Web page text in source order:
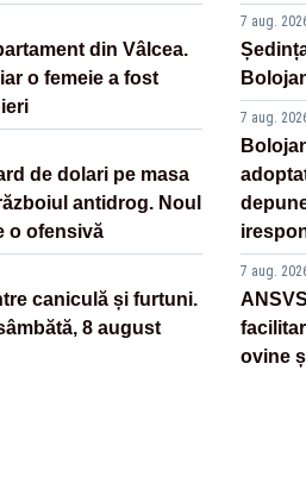
din Vâlcea.
o femeie a fost
de dolari pe masa
antidrog. Noul
o ofensivă
caniculă și furtuni.
8 august
7 aug.
7 aug.
7 aug.
ovine